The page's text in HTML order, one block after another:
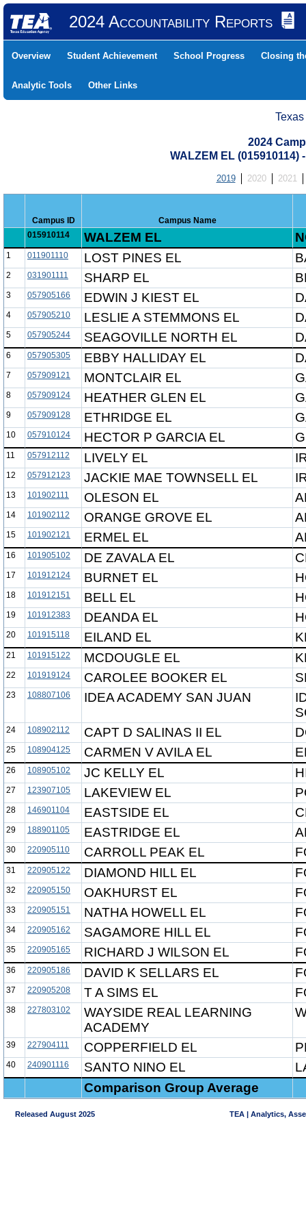
2024 Accountability Reports
Overview Student Achievement School Progress Closing
Analytic Tools Other Links
2024
WALZEM EL (015910114)
2019 2020 2021
Campus ID
Campus Name
015910114
WALZEM EL
1 011901110 LOST PINES EL
2 031901111 SHARP EL
3 057905166 EDWIN J KIEST EL
4 057905210 LESLIE A STEMMONS EL
5 057905244 SEAGOVILLE NORTH EL
6 057905305 EBBY HALLIDAY EL
7 057909121 MONTCLAIR EL
8 057909124 HEATHER GLEN EL
9 057909128 ETHRIDGE EL
10 057910124 HECTOR P GARCIA EL
11 057912112 LIVELY EL
12 057912123 JACKIE MAE TOWNSELL EL
13 101902111 OLESON EL
14 101902112 ORANGE GROVE EL
15 101902121 ERMEL EL
16 101905102 DE ZAVALA EL
17 101912124 BURNET EL
18 101912151 BELL EL
19 101912383 DEANDA EL
20 101915118 EILAND EL
21 101915122 MCDOUGLE EL
22 101919124 CAROLEE BOOKER EL
23 108807106 IDEA ACADEMY SAN JUAN
24 108902112 CAPT D SALINAS II EL
25 108904125 CARMEN V AVILA EL
26 108905102 JC KELLY EL
27 123907105 LAKEVIEW EL
28 146901104 EASTSIDE EL
29 188901105 EASTRIDGE EL
30 220905110 CARROLL PEAK EL
31 220905122 DIAMOND HILL EL
32 220905150 OAKHURST EL
33 220905151 NATHA HOWELL EL
34 220905162 SAGAMORE HILL EL
35 220905165 RICHARD J WILSON EL
36 220905186 DAVID K SELLARS EL
37 220905208 T A SIMS EL
38 227803102
WAYSIDE REAL LEARNING
ACADEMY
39 227904111 COPPERFIELD EL
40 240901116 SANTO NINO EL
Comparison Group Average
Released August 2025 TEA | Analytics,